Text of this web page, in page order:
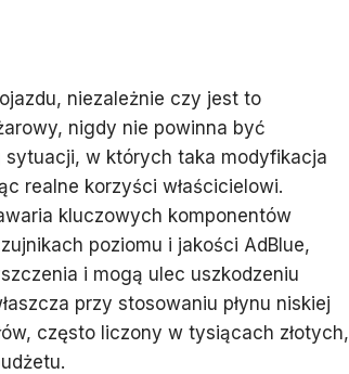
niezależnie czy jest to
nigdy nie powinna być
sytuacji, w których taka modyfikacja
realne korzyści właścicielowi.
kluczowych komponentów
poziomu i jakości AdBlue,
i mogą ulec uszkodzeniu
przy stosowaniu płynu niskiej
często liczony w tysiącach złotych,